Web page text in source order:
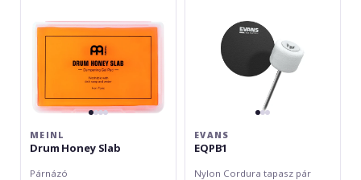
MEINL
Drum Honey Slab
Párnázó
EVANS
EQPB1
Nylon Cordura tapasz pár